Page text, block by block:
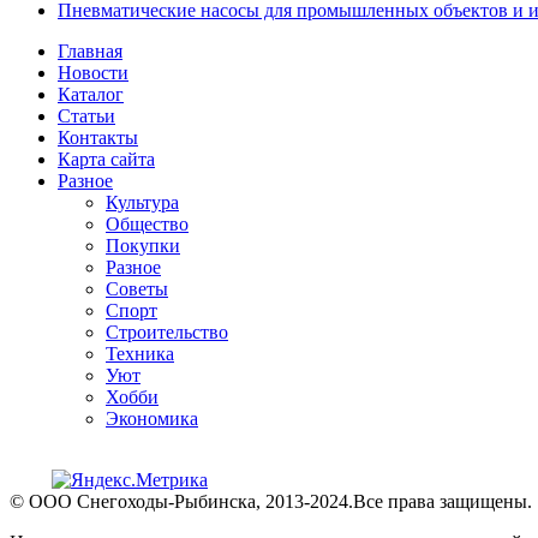
Пневматические насосы для промышленных объектов и
Главная
Новости
Каталог
Статьи
Контакты
Карта сайта
Разное
Культура
Общество
Покупки
Разное
Советы
Спорт
Строительство
Техника
Уют
Хобби
Экономика
© ООО Снегоходы-Рыбинска, 2013-2024.Все права защищены.